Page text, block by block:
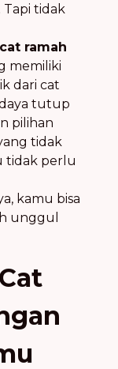
tidak
cat ramah
memiliki
dari cat
tutup
pilihan
tidak
tidak perlu
kamu bisa
unggul